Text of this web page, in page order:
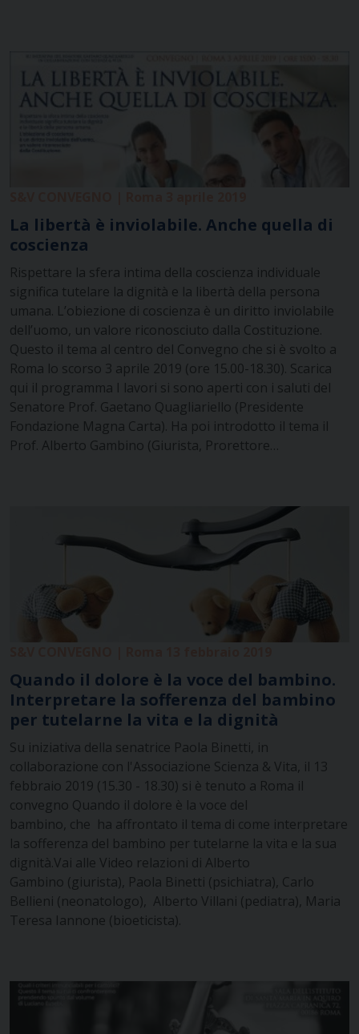
La libertà è inviolabile. Anche quella di
coscienza
Rispettare la sfera intima della coscienza individuale
significa tutelare la dignità e la libertà della persona
umana. L’obiezione di coscienza è un diritto inviolabile
dell’uomo, un valore riconosciuto dalla Costituzione.
Questo il tema al centro del Convegno che si è svolto a
Roma lo scorso 3 aprile 2019 (ore 15.00-18.30). Scarica
qui il programma I lavori si sono aperti con i saluti del
Senatore Prof. Gaetano Quagliariello (Presidente
Fondazione Magna Carta). Ha poi introdotto il tema il
Prof. Alberto Gambino (Giurista, Prorettore…
Quando il dolore è la voce del bambino.
Interpretare la sofferenza del bambino
per tutelarne la vita e la dignità
Su iniziativa della senatrice Paola Binetti, in
collaborazione con l'Associazione Scienza & Vita, il 13
febbraio 2019 (15.30 - 18.30) si è tenuto a Roma il
convegno Quando il dolore è la voce del
bambino, che ha affrontato il tema di come interpretare
la sofferenza del bambino per tutelarne la vita e la sua
dignità.Vai alle Video relazioni di Alberto
Gambino (giurista), Paola Binetti (psichiatra), Carlo
Bellieni (neonatologo), Alberto Villani (pediatra), Maria
Teresa Iannone (bioeticista).